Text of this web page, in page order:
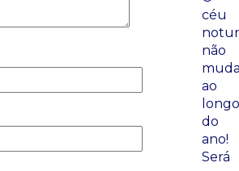
céu
não
ao
longo
do
ano!
Será